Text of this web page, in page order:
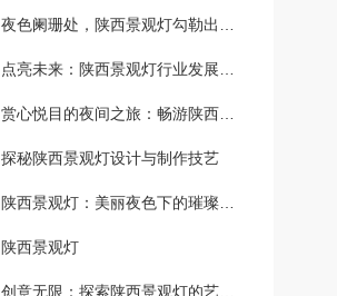
夜色阑珊处，陕西景观灯勾勒出的浪漫画卷
点亮未来：陕西景观灯行业发展前景分析
赏心悦目的夜间之旅：畅游陕西景观灯街区
探秘陕西景观灯设计与制作技艺
陕西景观灯：美丽夜色下的璀璨之光
陕西景观灯
创意无限：探索陕西景观灯的艺术表达